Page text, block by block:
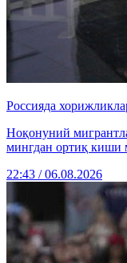
Россияда
Ноқонуний
мингдан ортиқ киши
22:43 / 06.08.2026